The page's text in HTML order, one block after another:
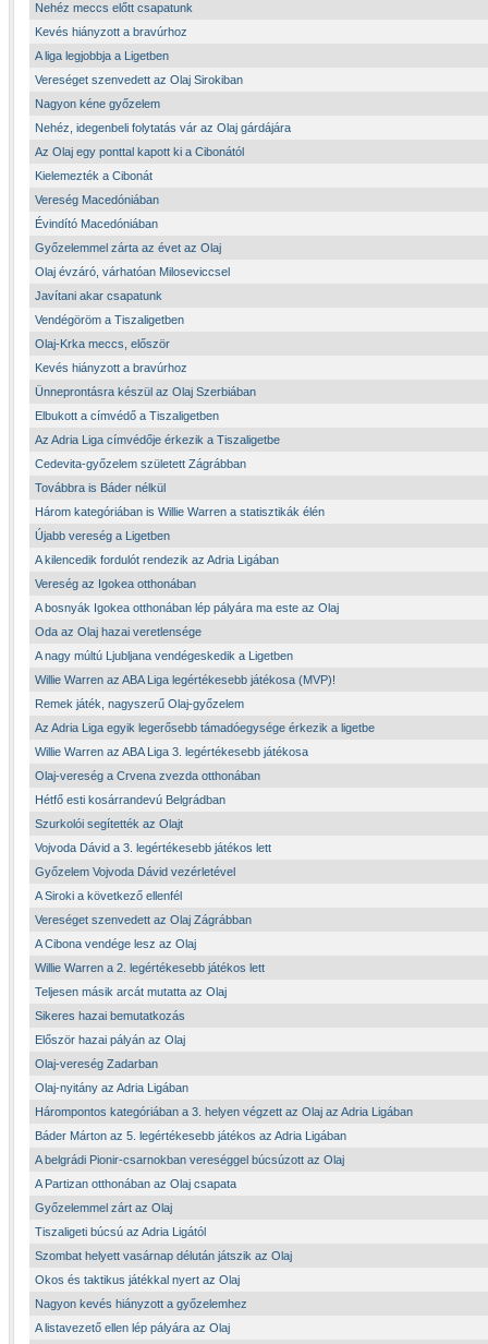
Nehéz meccs előtt csapatunk
Kevés hiányzott a bravúrhoz
A liga legjobbja a Ligetben
Vereséget szenvedett az Olaj Sirokiban
Nagyon kéne győzelem
Nehéz, idegenbeli folytatás vár az Olaj gárdájára
Az Olaj egy ponttal kapott ki a Cibonától
Kielemezték a Cibonát
Vereség Macedóniában
Évindító Macedóniában
Győzelemmel zárta az évet az Olaj
Olaj évzáró, várhatóan Miloseviccsel
Javítani akar csapatunk
Vendégöröm a Tiszaligetben
Olaj-Krka meccs, először
Kevés hiányzott a bravúrhoz
Ünneprontásra készül az Olaj Szerbiában
Elbukott a címvédő a Tiszaligetben
Az Adria Liga címvédője érkezik a Tiszaligetbe
Cedevita-győzelem született Zágrábban
Továbbra is Báder nélkül
Három kategóriában is Willie Warren a statisztikák élén
Újabb vereség a Ligetben
A kilencedik fordulót rendezik az Adria Ligában
Vereség az Igokea otthonában
A bosnyák Igokea otthonában lép pályára ma este az Olaj
Oda az Olaj hazai veretlensége
A nagy múltú Ljubljana vendégeskedik a Ligetben
Willie Warren az ABA Liga legértékesebb játékosa (MVP)!
Remek játék, nagyszerű Olaj-győzelem
Az Adria Liga egyik legerősebb támadóegysége érkezik a ligetbe
Willie Warren az ABA Liga 3. legértékesebb játékosa
Olaj-vereség a Crvena zvezda otthonában
Hétfő esti kosárrandevú Belgrádban
Szurkolói segítették az Olajt
Vojvoda Dávid a 3. legértékesebb játékos lett
Győzelem Vojvoda Dávid vezérletével
A Siroki a következő ellenfél
Vereséget szenvedett az Olaj Zágrábban
A Cibona vendége lesz az Olaj
Willie Warren a 2. legértékesebb játékos lett
Teljesen másik arcát mutatta az Olaj
Sikeres hazai bemutatkozás
Először hazai pályán az Olaj
Olaj-vereség Zadarban
Olaj-nyitány az Adria Ligában
Hárompontos kategóriában a 3. helyen végzett az Olaj az Adria Ligában
Báder Márton az 5. legértékesebb játékos az Adria Ligában
A belgrádi Pionir-csarnokban vereséggel búcsúzott az Olaj
A Partizan otthonában az Olaj csapata
Győzelemmel zárt az Olaj
Tiszaligeti búcsú az Adria Ligától
Szombat helyett vasárnap délután játszik az Olaj
Okos és taktikus játékkal nyert az Olaj
Nagyon kevés hiányzott a győzelemhez
A listavezető ellen lép pályára az Olaj